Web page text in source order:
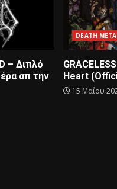
– Διπλό
απ την
DEATH
Heart
15 Μαΐου